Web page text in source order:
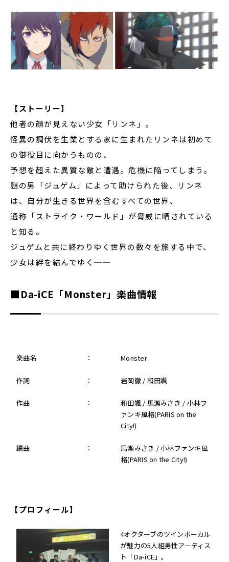
【ストーリー】
他者の顔が見えない少女「リンネ」。
怪異の調伏を生業とする家に生まれたリンネは初めて
の御役目に向かうものの、
予想を超えた異質な敵と遭遇。危機に陥ってしまう。
謎の男「ジュゲム」によって助けられた後、リンネ
は、自分が生きる世界を含むすべての世界、
通称「ストライク・ワールド」が脅威に晒されている
と知る。
ジュゲムと共に終わりゆく世界の数々を旅する中で、
少女は絆を結んでゆく──
■Da-iCE「Monster」楽曲情報
楽曲名 ： Monster
作詞 ： 岩岡徹 / 和田颯
作曲 ：
和田颯 / 馬瀬みさき / 小林フ
ァンキ風格(PARIS on the
City!)
編曲 ：
馬瀬みさき / 小林ファンキ風
格(PARIS on the City!)
【プロフィール】
4オクターブのツインボーカル
が魅力の5人組男性アーティス
ト「Da-iCE」。